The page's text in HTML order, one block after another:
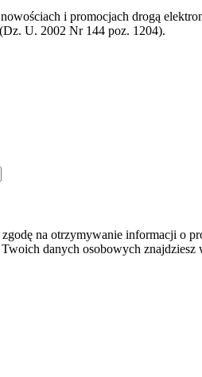
i promocjach drogą
U. 2002 Nr 144 poz. 1204).
na otrzymywanie informacji o
Twoich danych osobowych